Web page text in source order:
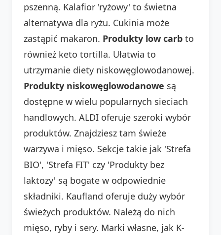
pszenną. Kalafior 'ryżowy' to świetna
alternatywa dla ryżu. Cukinia może
zastąpić makaron. Produkty low carb to
również keto tortilla. Ułatwia to
utrzymanie diety niskowęglowodanowej.
Produkty niskowęglowodanowe są
dostępne w wielu popularnych sieciach
handlowych. ALDI oferuje szeroki wybór
produktów. Znajdziesz tam świeże
warzywa i mięso. Sekcje takie jak 'Strefa
BIO', 'Strefa FIT' czy 'Produkty bez
laktozy' są bogate w odpowiednie
składniki. Kaufland oferuje duży wybór
świeżych produktów. Należą do nich
mięso, ryby i sery. Marki własne, jak K-